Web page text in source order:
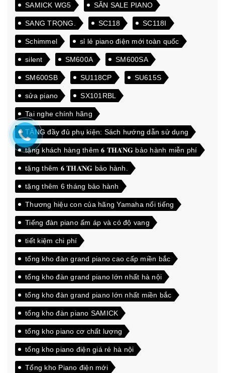
SAMICK WG5 SĂN SALE PIANO
SANG TRỌNG. SC118 SC118I
Schimmel sỉ lẻ piano điện mới toàn quốc
silent SM600A SM600SA
SM600SB SU118CP SU615S
sửa piano SX101RBL
Tai nghe chính hãng
TẶNG đầy đủ phụ kiện: Sách hướng dẫn sử dụng
tặng khách hàng thêm 𝟔 𝐓𝐇𝐀́𝐍𝐆 bảo hành miễn phí
tặng thêm 𝟔 𝐓𝐇𝐀́𝐍𝐆 bảo hành.
tặng thêm 6 tháng bảo hành
Thương hiệu con của hãng Yamaha nổi tiếng
Tiếng đàn piano ấm áp và có độ vang
tiết kiệm chi phí
tổng kho đàn grand piano cao cấp miền bắc
tổng kho đàn grand piano lớn nhất hà nội
tổng kho đàn grand piano lớn nhất miền bắc
tổng kho đàn piano SAMICK
tổng kho piano cơ chất lượng
tổng kho piano điện giá rẻ hà nội
Tổng kho Piano điện mới